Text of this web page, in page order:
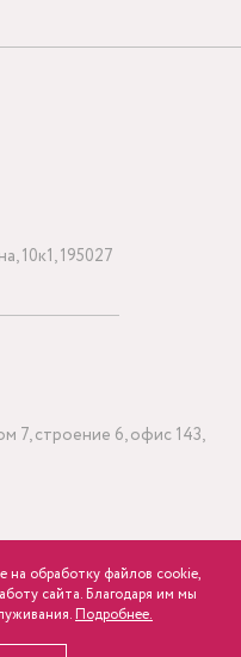
заказ ткани от 3 метров
10к1, 195027
7, строение 6, офис 143,
НА НОВОСТИ
на обработку файлов cookie,
сайта. Благодаря им мы
Подробнее.